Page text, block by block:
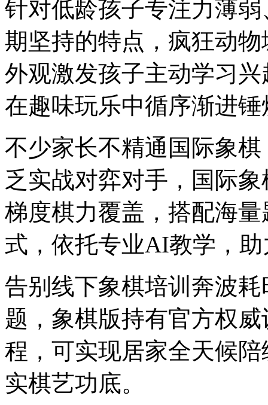
针对低龄孩子专注力薄
期坚持的特点，疯狂动
外观激发孩子主动学习
在趣味玩乐中循序渐进
不少家长不精通国际象
乏实战对弈对手，国际
梯度棋力覆盖，搭配海
式，依托专业AI教学，
告别线下象棋培训奔波
题，象棋版持有官方权
程，可实现居家全天候
实棋艺功底。